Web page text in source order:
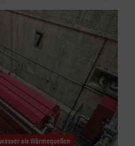
als Wärmequellen